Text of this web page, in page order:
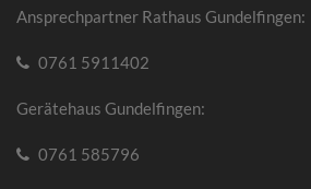
Ansprechpartner Rathaus Gundelfingen:
0761 5911402
Gerätehaus Gundelfingen:
0761 585796